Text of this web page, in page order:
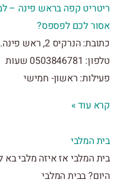
קפה בראש פינה – למה
לכם לפספס?
כתובת: הנרקיס 2, ראש פינה.
טלפון: 0503846781 שעות
ראשון- חמישי
עוד »
המלבי
המלבי אז איזה מלבי בא לך
בבית המלבי